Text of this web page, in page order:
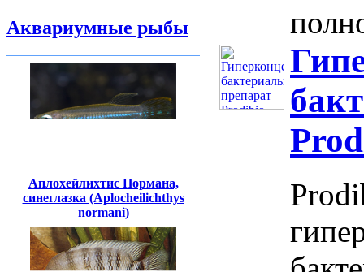
Аквариумные рыбы
Аплохейлихтис Нормана,
синеглазка (Aplocheilichthys
normani)